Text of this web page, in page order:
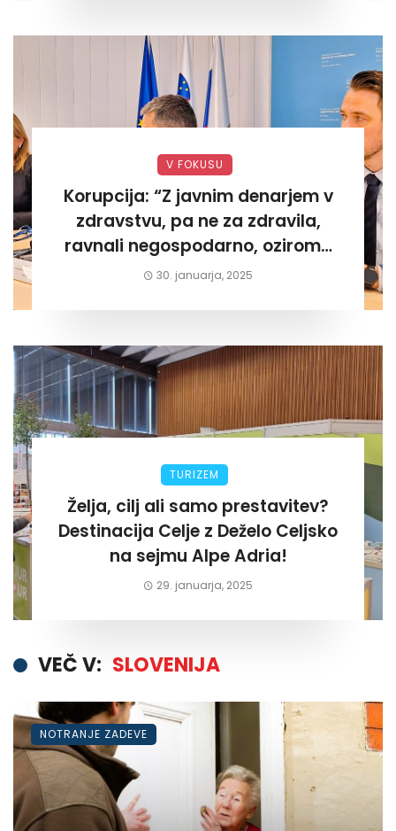
V FOKUSU
Korupcija: “Z javnim denarjem v
zdravstvu, pa ne za zdravila,
ravnali negospodarno, oziroma
za lastni žep. Tokrat na Žalskem«
30. januarja, 2025
TURIZEM
Želja, cilj ali samo prestavitev?
Destinacija Celje z Deželo Celjsko
na sejmu Alpe Adria!
29. januarja, 2025
VEČ V: SLOVENIJA
NOTRANJE ZADEVE